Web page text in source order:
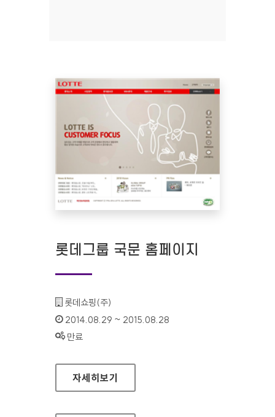
롯데그룹 국문 홈페이지
기관명 :
롯데쇼핑(주)
인증기간 :
2014.08.29 ~ 2015.08.28
상태 :
만료
롯데그룹 국문 홈페이지
자세히보기